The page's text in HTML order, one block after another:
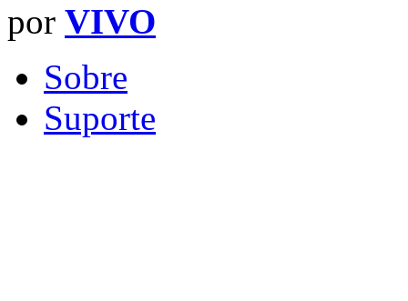
por VIVO
Sobre
Suporte